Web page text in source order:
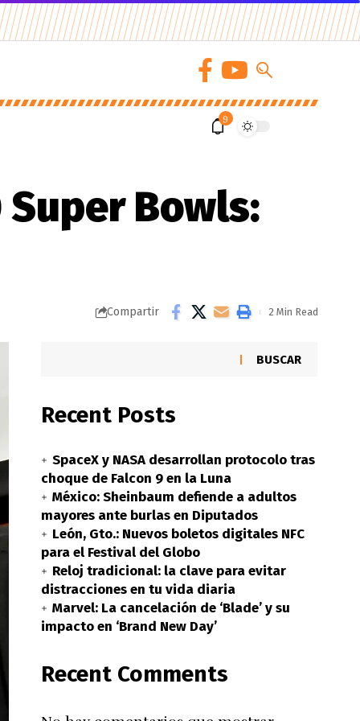
9
Bowls:
Compartir 2 Min Read
BUSCAR
Recent Posts
SpaceX y NASA desarrollan protocolo tras
choque de Falcon 9 en la Luna
México: Sheinbaum defiende a adultos
mayores ante burlas en Diputados
León, Gto.: Nuevos boletos digitales NFC
para el Festival del Globo
Reloj tradicional: la clave para evitar
distracciones en tu vida diaria
Marvel: La cancelación de ‘Blade’ y su
impacto en ‘Brand New Day’
Recent Comments